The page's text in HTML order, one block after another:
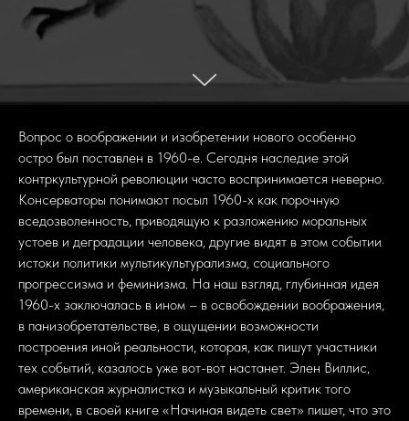
Вопрос о воображении и изобретении нового особенно
остро был поставлен в 1960-е. Сегодня наследие этой
контркультурной революции часто воспринимается неверно.
Консерваторы понимают посыл 1960-х как порочную
вседозволенность, приводящую к разложению моральных
устоев и деградации человека, другие видят в этом событии
истоки политики мультикультурализма, социального
прогрессизма и феминизма. На наш взгляд, глубинная идея
1960-х заключалась в ином – в освобождении воображения,
в панизобретательстве, в ощущении возможности
построения иной реальности, которая, как пишут участники
тех событий, казалось уже вот-вот настанет. Элен Виллис,
американская журналистка и музыкальный критик того
времени, в своей книге «Начиная видеть свет» пишет, что это